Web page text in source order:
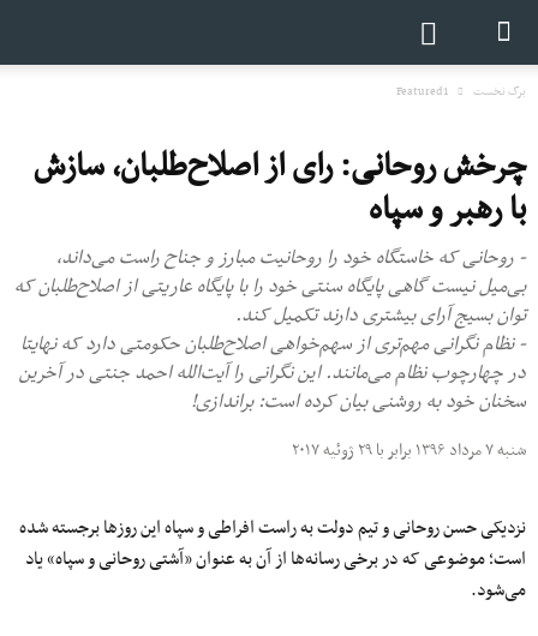
برگ نخست Featured1
چرخش روحانی: رای از اصلاح‌طلبان، سازش
با رهبر و سپاه
- روحانی که خاستگاه خود را روحانیت مبارز و جناح راست می‌داند،
بی‌میل نیست گاهی پایگاه سنتی خود را با پایگاه عاریتی از اصلاح‌طلبان که
توان بسیج آرای بیشتری دارند تکمیل کند.
- نظام نگرانی مهم‌تری از سهم‌خواهی اصلاح‌طلبان حکومتی دارد که نهایتا
در چهارچوب نظام می‌مانند. این نگرانی را آیت‌الله احمد جنتی در آخرین
سخنان خود به روشنی بیان کرده است: براندازی!‌
شنبه ۷ مرداد ۱۳۹۶ برابر با ۲۹ ژوئیه ۲۰۱۷
نزدیکی حسن روحانی و تیم دولت به راست افراطی و سپاه این روز‌ها برجسته شده
است؛ موضوعی که در برخی رسانه‌ها از آن به عنوان «آشتی روحانی و سپاه» یاد
می‌شود.